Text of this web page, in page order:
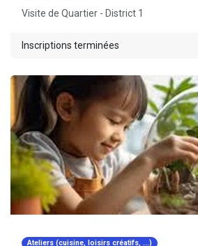
Visite de Quartier - District 1
Inscriptions terminées
Ateliers (cuisine, loisirs créatifs, ...)